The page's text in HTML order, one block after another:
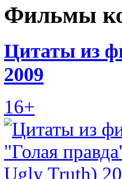
Фильмы
Цитаты из
2009
16+